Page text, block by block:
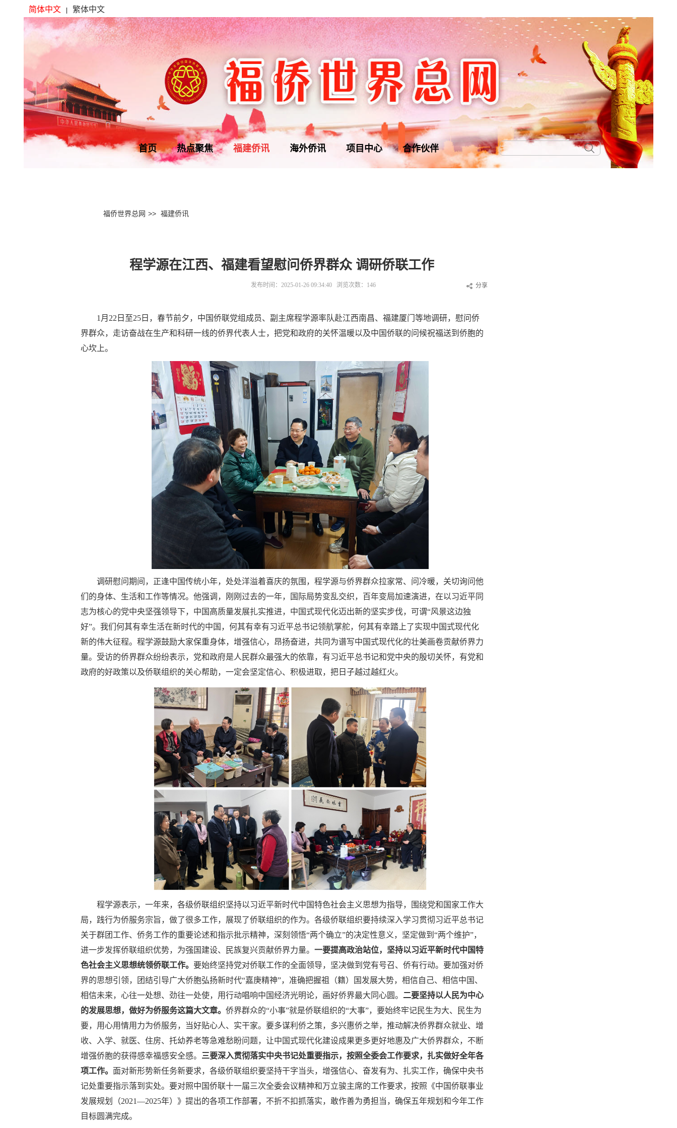
简体中文 繁体中文
首页 热点聚焦 福建侨讯 海外侨讯 项目中心 合作伙伴
福侨世界总网 >> 福建侨讯
程学源在江西、福建看望慰问侨界群众 调研侨联工作
发布时间：2025-01-26 09:34:40 浏览次数： 146 分享
1月22日至25日，春节前夕，中国侨联党组成员、副主席程学源率队赴江西南昌、福建厦门等地调研，慰问侨
界群众，走访奋战在生产和科研一线的侨界代表人士，把党和政府的关怀温暖以及中国侨联的问候祝福送到侨胞的
心坎上。
调研慰问期间，正逢中国传统小年，处处洋溢着喜庆的氛围，程学源与侨界群众拉家常、问冷暖，关切询问他
们的身体、生活和工作等情况。他强调，刚刚过去的一年，国际局势变乱交织，百年变局加速演进，在以习近平同
志为核心的党中央坚强领导下，中国高质量发展扎实推进，中国式现代化迈出新的坚实步伐，可谓“风景这边独
好”。我们何其有幸生活在新时代的中国，何其有幸有习近平总书记领航掌舵，何其有幸踏上了实现中国式现代化
新的伟大征程。程学源鼓励大家保重身体，增强信心，昂扬奋进，共同为谱写中国式现代化的壮美画卷贡献侨界力
量。受访的侨界群众纷纷表示，党和政府是人民群众最强大的依靠，有习近平总书记和党中央的殷切关怀，有党和
政府的好政策以及侨联组织的关心帮助，一定会坚定信心、积极进取，把日子越过越红火。
程学源表示，一年来，各级侨联组织坚持以习近平新时代中国特色社会主义思想为指导，围绕党和国家工作大
局，践行为侨服务宗旨，做了很多工作，展现了侨联组织的作为。各级侨联组织要持续深入学习贯彻习近平总书记
关于群团工作、侨务工作的重要论述和指示批示精神，深刻领悟“两个确立”的决定性意义，坚定做到“两个维护”，
进一步发挥侨联组织优势，为强国建设、民族复兴贡献侨界力量。 一要提高政治站位，坚持以习近平新时代中国特
色社会主义思想统领侨联工作。 要始终坚持党对侨联工作的全面领导，坚决做到党有号召、侨有行动。要加强对侨
界的思想引领，团结引导广大侨胞弘扬新时代“嘉庚精神”，准确把握祖（籍）国发展大势，相信自己、相信中国、
相信未来，心往一处想、劲往一处使，用行动唱响中国经济光明论，画好侨界最大同心圆。 二要坚持以人民为中心
的发展思想，做好为侨服务这篇大文章。 侨界群众的“小事”就是侨联组织的“大事”，要始终牢记民生为大、民生为
要，用心用情用力为侨服务，当好贴心人、实干家。要多谋利侨之策，多兴惠侨之举，推动解决侨界群众就业、增
收、入学、就医、住房、托幼养老等急难愁盼问题，让中国式现代化建设成果更多更好地惠及广大侨界群众，不断
增强侨胞的获得感幸福感安全感。 三要深入贯彻落实中央书记处重要指示，按照全委会工作要求，扎实做好全年各
项工作。 面对新形势新任务新要求，各级侨联组织要坚持干字当头，增强信心、奋发有为、扎实工作，确保中央书
记处重要指示落到实处。要对照中国侨联十一届三次全委会议精神和万立骏主席的工作要求，按照《中国侨联事业
发展规划（2021—2025年）》提出的各项工作部署，不折不扣抓落实，敢作善为勇担当，确保五年规划和今年工作
目标圆满完成。